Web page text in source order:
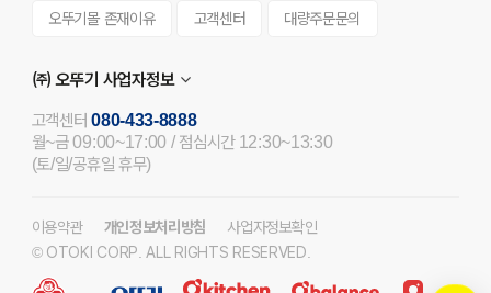
오뚜기몰 존재이유 고객센터 대량주문문의
㈜ 오뚜기 사업자정보
고객센터080-433-8888
월~금 09:00~17:00 / 점심시간 12:30~13:30
(토/일/공휴일 휴무)
이용약관 개인정보처리방침
사업자정보확인
© OTOKI CORP. ALL RIGHTS RESERVED.